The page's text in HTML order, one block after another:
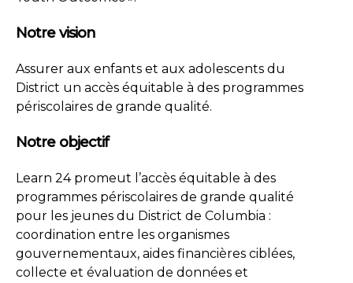
Notre vision
Assurer aux enfants et aux adolescents du
District un accès équitable à des programmes
périscolaires de grande qualité.
Notre objectif
Learn 24 promeut l’accès équitable à des
programmes périscolaires de grande qualité
pour les jeunes du District de Columbia :
coordination entre les organismes
gouvernementaux, aides financières ciblées,
collecte et évaluation de données et